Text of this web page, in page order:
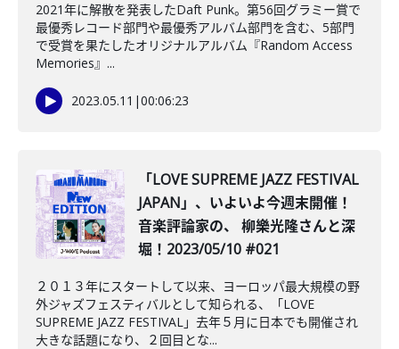
2021年に解散を発表したDaft Punk。第56回グラミー賞で
最優秀レコード部門や最優秀アルバム部門を含む、5部門
で受賞を果たしたオリジナルアルバム『Random Access
Memories』...
2023.05.11 |00:06:23
「LOVE SUPREME JAZZ FESTIVAL
JAPAN」、いよいよ今週末開催！
音楽評論家の、 柳樂光隆さんと深
堀！2023/05/10 #021
２０１３年にスタートして以来、ヨーロッパ最大規模の野
外ジャズフェスティバルとして知られる、「LOVE
SUPREME JAZZ FESTIVAL」去年５月に日本でも開催され
大きな話題になり、２回目とな...